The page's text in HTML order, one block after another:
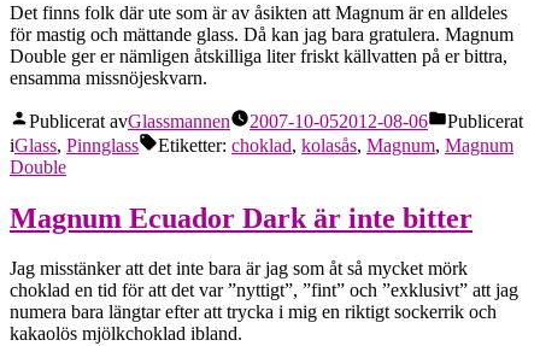
Det finns folk där ute som är av åsikten att Magnum är en alldeles
för mastig och mättande glass. Då kan jag bara gratulera. Magnum
Double ger er nämligen åtskilliga liter friskt källvatten på er bittra,
ensamma missnöjeskvarn.
Publicerat avGlassmannen 2007-10-052012-08-06
Publicerat
iGlass, Pinnglass Etiketter: choklad, kolasås, Magnum, Magnum
Double
Magnum Ecuador Dark är inte bitter
Jag misstänker att det inte bara är jag som åt så mycket mörk
choklad en tid för att det var ”nyttigt”, ”fint” och ”exklusivt” att jag
numera bara längtar efter att trycka i mig en riktigt sockerrik och
kakaolös mjölkchoklad ibland.